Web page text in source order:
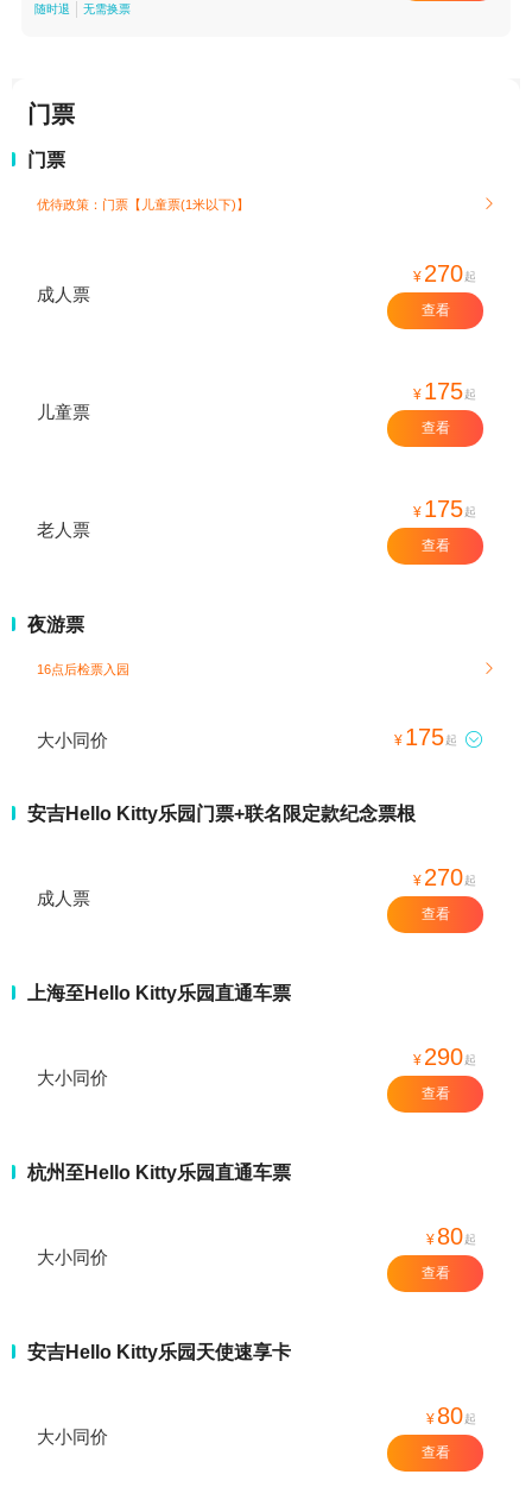
随时退 无需换票
门票
门票
优待政策：门票【儿童票(1米以下)】 
成人票
¥ 270起
查看
儿童票
¥ 175起
查看
老人票
¥ 175起
查看
夜游票
16点后检票入园 
大小同价 ¥ 175起 
安吉Hello Kitty乐园门票+联名限定款纪念票根
成人票
¥ 270起
查看
上海至Hello Kitty乐园直通车票
大小同价
¥ 290起
查看
杭州至Hello Kitty乐园直通车票
大小同价
¥ 80起
查看
安吉Hello Kitty乐园天使速享卡
大小同价
¥ 80起
查看